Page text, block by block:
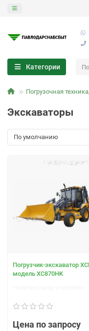
Категории
Погрузочная
Экскаваторы
Погрузчик-экскаватор
модель XC870HK
Цена по запросу